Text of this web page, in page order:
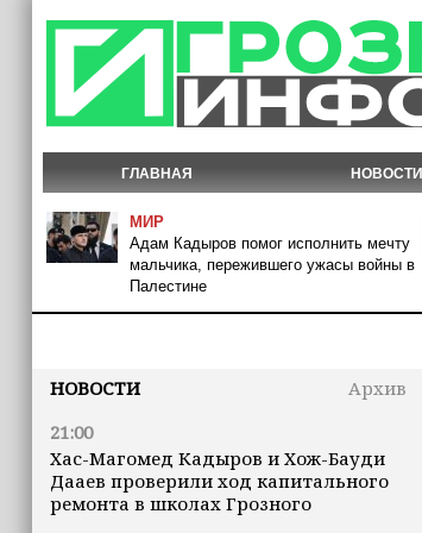
ГЛАВНАЯ НОВОСТИ
МИР
Адам Кадыров помог исполнить мечту
мальчика, пережившего ужасы войны в
Палестине
НОВОСТИ
Архив
21:00
Хас-Магомед Кадыров и Хож-Бауди
Дааев проверили ход капитального
ремонта в школах Грозного